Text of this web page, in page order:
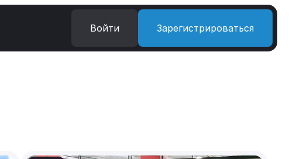
Войти Зарегистрироваться